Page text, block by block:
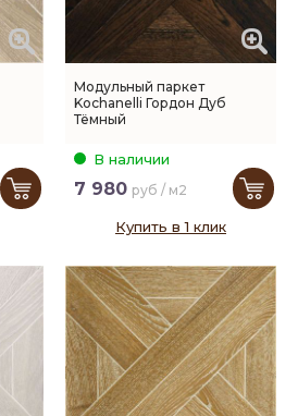
Модульный паркет
Kochanelli Гордон Дуб
Тёмный
В наличии
7 980 руб / м2
Купить в 1 клик